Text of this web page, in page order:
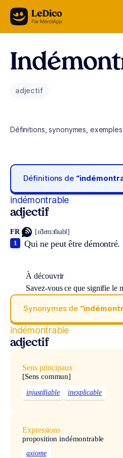
Aller au contenu
adjectif
Définitions, synonymes,
Définitions de
indémontrable
adjectif
FR [ɛ̃demɔ̃tʀabl]
Qui ne peut être démontré.
1
À découvrir
Savez-vous ce que signifie le
Synonymes de
indémontrable
adjectif
Sens principaux
[Sens commun]
injustifiable inexplicable
Expressions
proposition indémontrable
axiome